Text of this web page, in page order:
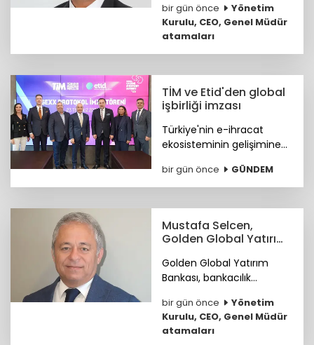
Operasyondan Sorumlu
Genel Müdür Yardımcılığı
görevine Ümit Helva
atandı.
bir gün önce
Yönetim
Kurulu, CEO, Genel Müdür
atamaları
TİM ve Etid'den global
işbirliği imzası
Türkiye'nin e-ihracat
ekosisteminin gelişimine
ihracatçıların küresel
pazarlardaki rekabet
ETİD ile TİM arasında iş
birliği protokolü imzalandı.
bir gün önce GÜNDEM
Mustafa Selcen,
Golden Global Yatırım
Golden Global Yatırım
Bankası, bankacılık
deneyime sahip Mustafa
Selcen’i Yönetim Kurulu
Üyesi olarak atadı.
bir gün önce
Yönetim
Kurulu, CEO, Genel Müdür
atamaları